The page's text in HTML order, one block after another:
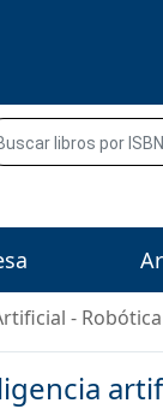
- Robótica